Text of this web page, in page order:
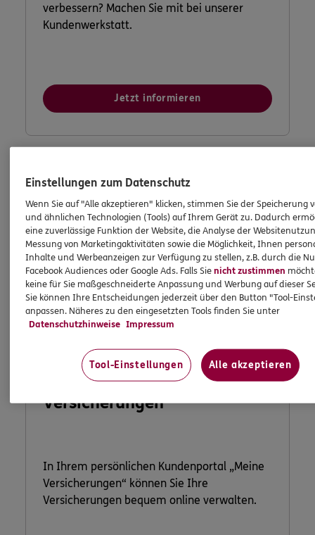
verbessern? Machen Sie mit bei unserer
Kundenwerkstatt.
Jetzt informieren
Meine
Versicherungen
In Ihrem persönlichen Kundenportal „Meine
Versicherungen“ können Sie Ihre
Versicherungen bequem online verwalten.
Einstellungen zum Datenschutz
Wenn Sie auf "Alle akzeptieren" klicken, stimmen Sie der Speicherung
und ähnlichen Technologien (Tools) auf Ihrem Gerät zu. Dadurch
eine zuverlässige Funktion der Website, die Analyse der
Messung von Marketingaktivitäten sowie die Möglichkeit, Ihnen
Inhalte und Werbeanzeigen zur Verfügung zu stellen, z.B. durch die
Facebook Audiences oder Google Ads. Falls Sienicht zustimmen
keine für Sie maßgeschneiderte Anpassung und Werbung auf dieser
Sie können Ihre Entscheidungen jederzeit über den Button "Tool-
anpassen. Näheres zu den eingesetzten Tools finden Sie unter
Datenschutzhinweise Impressum
Tool-Einstellungen Alle akzeptieren